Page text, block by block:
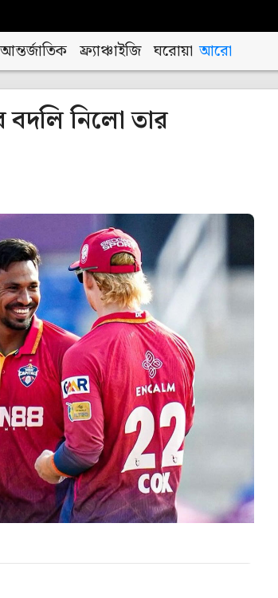
আন্তর্জাতিক ফ্র্যাঞ্চাইজি ঘরোয়া আরো
নিলো তার